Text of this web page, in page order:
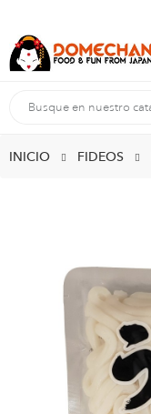
INICIO FIDEOS